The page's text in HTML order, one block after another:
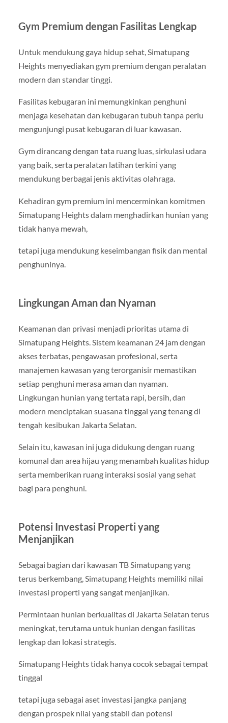
Gym Premium dengan Fasilitas Lengkap
Untuk mendukung gaya hidup sehat, Simatupang
Heights menyediakan gym premium dengan peralatan
modern dan standar tinggi.
Fasilitas kebugaran ini memungkinkan penghuni
menjaga kesehatan dan kebugaran tubuh tanpa perlu
mengunjungi pusat kebugaran di luar kawasan.
Gym dirancang dengan tata ruang luas, sirkulasi udara
yang baik, serta peralatan latihan terkini yang
mendukung berbagai jenis aktivitas olahraga.
Kehadiran gym premium ini mencerminkan komitmen
Simatupang Heights dalam menghadirkan hunian yang
tidak hanya mewah,
tetapi juga mendukung keseimbangan fisik dan mental
penghuninya.
Lingkungan Aman dan Nyaman
Keamanan dan privasi menjadi prioritas utama di
Simatupang Heights. Sistem keamanan 24 jam dengan
akses terbatas, pengawasan profesional, serta
manajemen kawasan yang terorganisir memastikan
setiap penghuni merasa aman dan nyaman.
Lingkungan hunian yang tertata rapi, bersih, dan
modern menciptakan suasana tinggal yang tenang di
tengah kesibukan Jakarta Selatan.
Selain itu, kawasan ini juga didukung dengan ruang
komunal dan area hijau yang menambah kualitas hidup
serta memberikan ruang interaksi sosial yang sehat
bagi para penghuni.
Potensi Investasi Properti yang
Menjanjikan
Sebagai bagian dari kawasan TB Simatupang yang
terus berkembang, Simatupang Heights memiliki nilai
investasi properti yang sangat menjanjikan.
Permintaan hunian berkualitas di Jakarta Selatan terus
meningkat, terutama untuk hunian dengan fasilitas
lengkap dan lokasi strategis.
Simatupang Heights tidak hanya cocok sebagai tempat
tinggal
tetapi juga sebagai aset investasi jangka panjang
dengan prospek nilai yang stabil dan potensi